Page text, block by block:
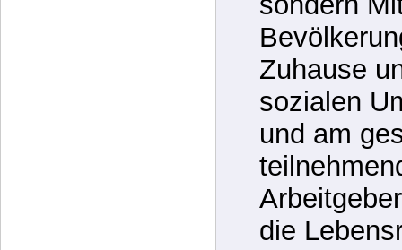
Augen
sondern
Zuhause
sozialen
und am